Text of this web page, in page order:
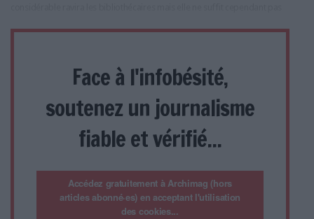
Face à l'infobésité,
soutenez un journalisme
fiable et vérifié...
Accédez gratuitement à Archimag (hors
articles abonné·es) en acceptant l'utilisation
des cookies...